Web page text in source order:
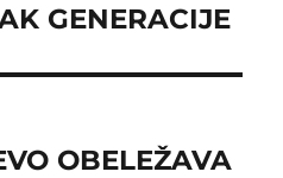
GENERACIJE
OBELEŽAVA